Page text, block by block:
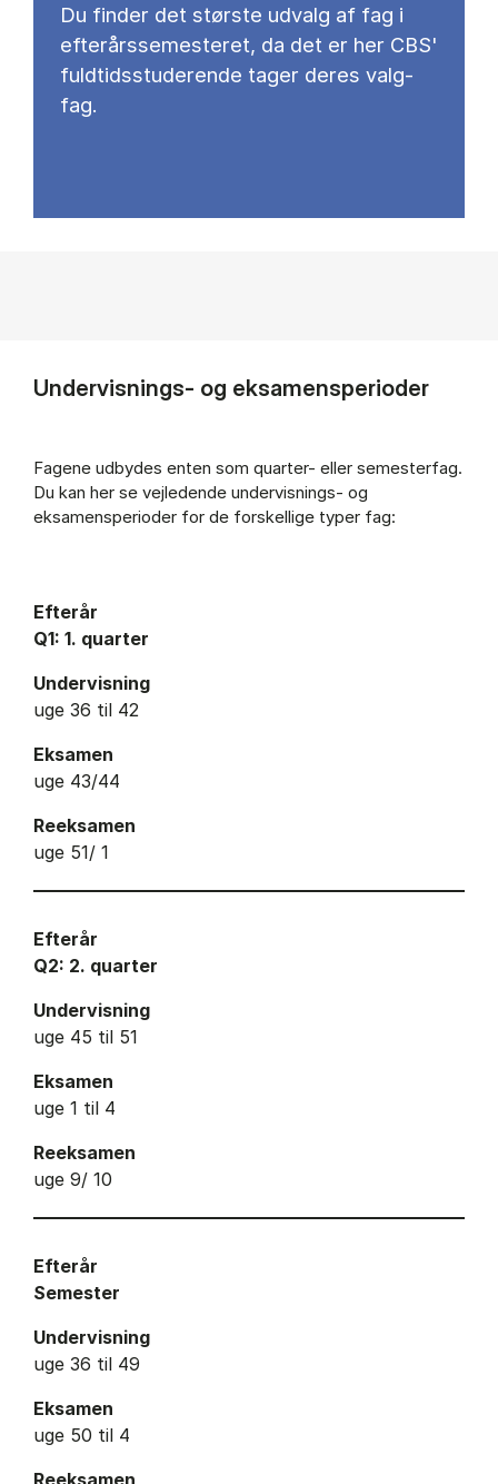
Du fin­der det stør­ste ud­valg af fag i
ef­ter­års­se­meste­ret, da det er her CBS'
fuld­tids­stu­de­ren­de ta­ger de­res valg­
fag.
Undervisnings- og eksamensperioder
Fagene udbydes enten som quarter- eller semesterfag.
Du kan her se vejledende undervisnings- og
eksamensperioder for de forskellige typer fag:
Efterår
Q1: 1. quarter
Undervisning
uge 36 til 42
Eksamen
uge 43/44
Reeksamen
uge 51/ 1
Efterår
Q2: 2. quarter
Undervisning
uge 45 til 51
Eksamen
uge 1 til 4
Reeksamen
uge 9/ 10
Efterår
Semester
Undervisning
uge 36 til 49
Eksamen
uge 50 til 4
Reeksamen